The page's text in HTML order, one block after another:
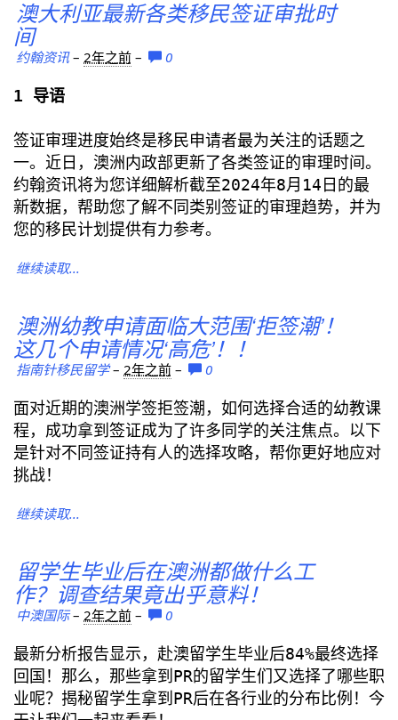
澳大利亚最新各类移民签证审批时
间
约翰资讯– 2年之前 – 0
1 导语
签证审理进度始终是移民申请者最为关注的话题之
一。近日，澳洲内政部更新了各类签证的审理时间。
约翰资讯将为您详细解析截至2024年8月14日的最
新数据，帮助您了解不同类别签证的审理趋势，并为
您的移民计划提供有力参考。
继续读取...
澳洲幼教申请面临大范围‘拒签潮’！
这几个申请情况‘高危’！！
指南针移民留学– 2年之前 – 0
面对近期的澳洲学签拒签潮，如何选择合适的幼教课
程，成功拿到签证成为了许多同学的关注焦点。以下
是针对不同签证持有人的选择攻略，帮你更好地应对
挑战！
继续读取...
留学生毕业后在澳洲都做什么工
作？调查结果竟出乎意料！
中澳国际– 2年之前 – 0
最新分析报告显示，赴澳留学生毕业后84%最终选择
回国！那么，那些拿到PR的留学生们又选择了哪些职
业呢？揭秘留学生拿到PR后在各行业的分布比例！今